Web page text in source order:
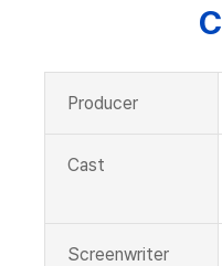
Producer
Cast
Screenwriter